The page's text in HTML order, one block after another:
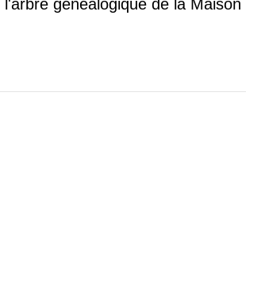
l'arbre généalogique de la Maison